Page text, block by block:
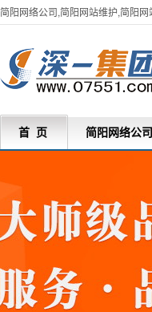
简阳网络公司,简阳网站维护,简阳
首 页 简阳网络公司